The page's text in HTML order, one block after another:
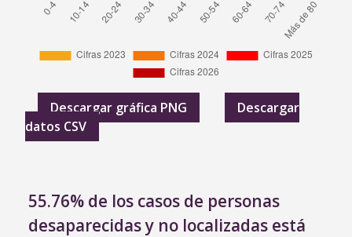
Descargar gráfica PNG
Descargar
datos CSV
55.76% de los casos de personas
desaparecidas y no localizadas está